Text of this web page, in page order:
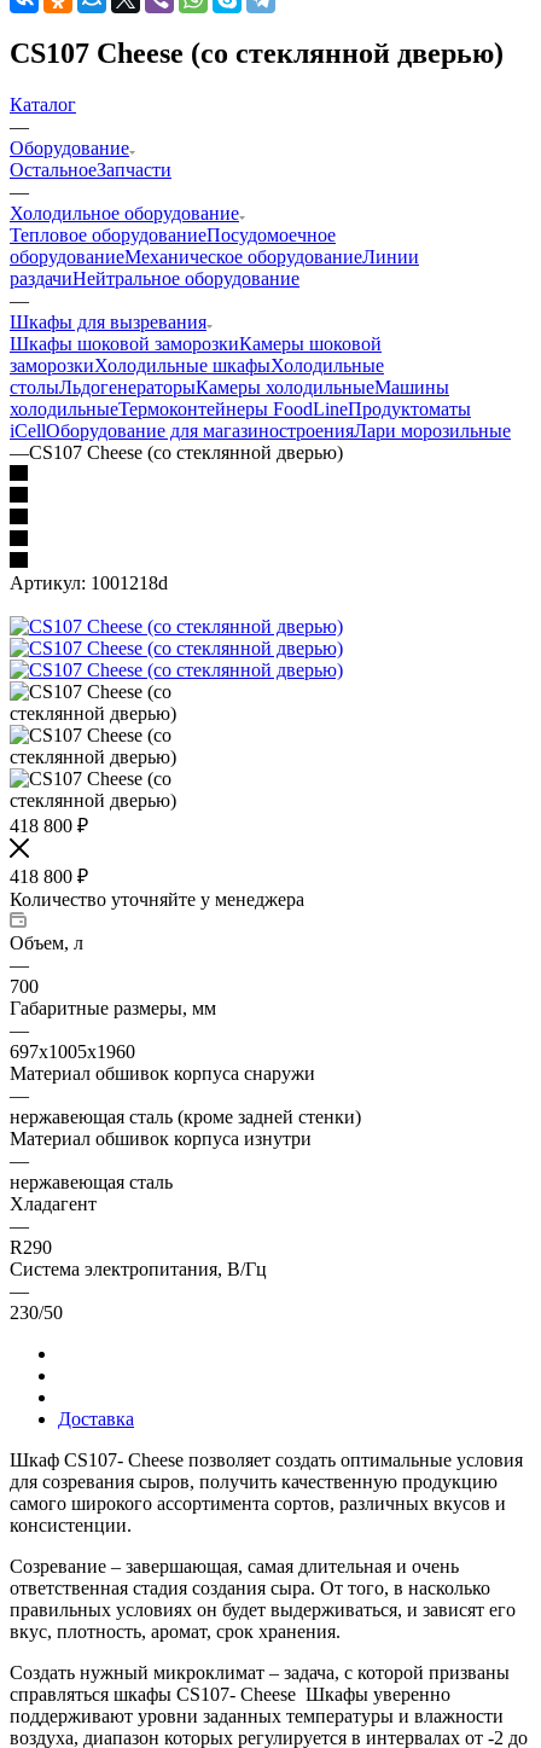
CS107 Cheese (со стеклянной дверью)
Каталог
—
Оборудование
ОстальноеЗапчасти
—
Холодильное оборудование
Тепловое оборудованиеПосудомоечное
оборудованиеМеханическое оборудованиеЛинии
раздачиНейтральное оборудование
—
Шкафы для вызревания
Шкафы шоковой заморозкиКамеры шоковой
заморозкиХолодильные шкафыХолодильные
столыЛьдогенераторыКамеры холодильныеМашины
холодильныеТермоконтейнеры FoodLineПродуктоматы
iCellОборудование для магазиностроенияЛари морозильные
—CS107 Cheese (со стеклянной дверью)
Артикул: 1001218d
418 800 ₽
418 800 ₽
Количество уточняйте у менеджера
Объем, л
—
700
Габаритные размеры, мм
—
697х1005х1960
Материал обшивок корпуса снаружи
—
нержавеющая сталь (кроме задней стенки)
Материал обшивок корпуса изнутри
—
нержавеющая сталь
Хладагент
—
R290
Система электропитания, В/Гц
—
230/50
Доставка
Шкаф CS107- Cheese позволяет создать оптимальные условия
для созревания сыров, получить качественную продукцию
самого широкого ассортимента сортов, различных вкусов и
консистенции.
Созревание – завершающая, самая длительная и очень
ответственная стадия создания сыра. От того, в насколько
правильных условиях он будет выдерживаться, и зависят его
вкус, плотность, аромат, срок хранения.
Создать нужный микроклимат – задача, с которой призваны
справляться шкафы CS107- Cheese Шкафы уверенно
поддерживают уровни заданных температуры и влажности
воздуха, диапазон которых регулируется в интервалах от -2 до